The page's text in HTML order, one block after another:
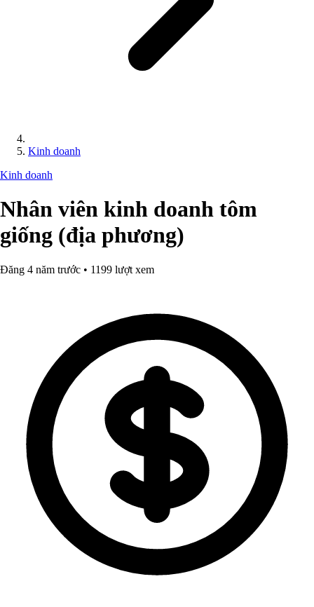
Kinh doanh
Kinh doanh
Nhân viên kinh doanh tôm
giống (địa phương)
Đăng 4 năm trước • 1199 lượt xem